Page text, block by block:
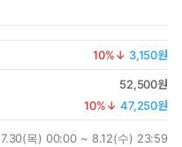
10%↓ 3,150원
52,500원
10%↓ 47,250원
7.30(목) 00:00 ~ 8.12(수) 23:59